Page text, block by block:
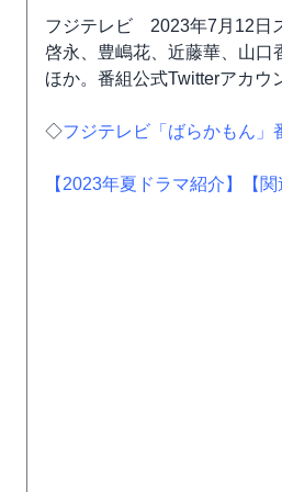
フジテレビ 2023年7月12日
啓永、豊嶋花、近藤華、山口
ほか。番組公式Twitterアカウ
◇フジテレビ「ばらかもん」
【2023年夏ドラマ紹介】 【